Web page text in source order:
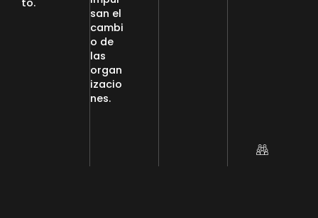
san el
cambi
o de
las
organ
izacio
nes.